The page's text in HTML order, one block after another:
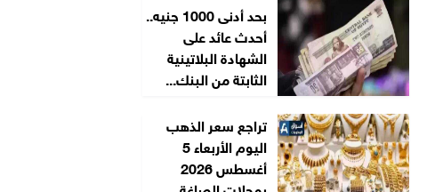
بحد أدنى 1000 جنيه..
أحدث عائد على
الشهادة البلاتينية
الثابتة من البنك...
تراجع سعر الذهب
اليوم الأربعاء 5
أغسطس 2026